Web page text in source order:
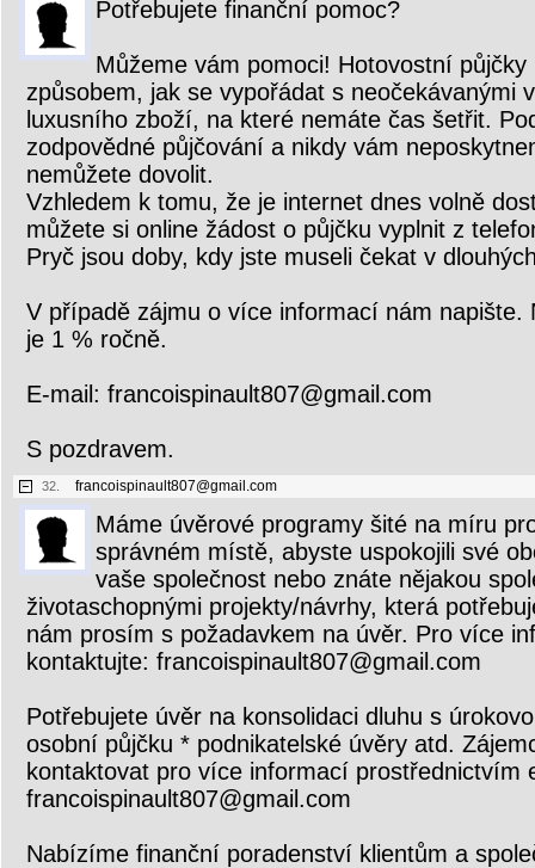
Potřebujete finanční pomoc?
Můžeme vám pomoci! Hotovostní
způsobem, jak se vypořádat s neočekávanými
luxusního zboží, na které nemáte čas šetřit.
zodpovědné půjčování a nikdy vám
nemůžete dovolit.
Vzhledem k tomu, že je internet dnes volně
můžete si online žádost o půjčku vyplnit z
Pryč jsou doby, kdy jste museli čekat v
V případě zájmu o více informací nám napište.
je 1 % ročně.
E-mail: francoispinault807@gmail.com
S pozdravem.
32. francoispinault807@gmail.com
Máme úvěrové programy šité na míru
správném místě, abyste uspokojili své
vaše společnost nebo znáte nějakou
životaschopnými projekty/návrhy, která
nám prosím s požadavkem na úvěr. Pro více
kontaktujte: francoispinault807@gmail.com
Potřebujete úvěr na konsolidaci dluhu s
osobní půjčku * podnikatelské úvěry atd.
kontaktovat pro více informací prostřednictvím
francoispinault807@gmail.com
Nabízíme finanční poradenství klientům a